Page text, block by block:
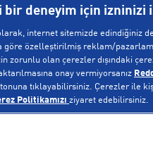
bir deneyim için izninizi
internet sitemizde edindiğiniz
göre özelleştirilmiş reklam/
zorunlu olan çerezler dışındaki
onay vermiyorsanız
tıklayabilirsiniz. Çerezler ile
Politikamızı ziyaret edebilirsiniz.